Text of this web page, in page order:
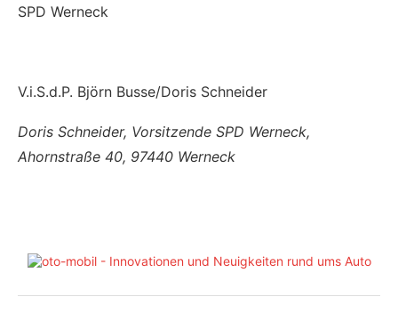
SPD Werneck
V.i.S.d.P. Björn Busse/Doris Schneider
Doris Schneider, Vorsitzende SPD Werneck,
Ahornstraße 40, 97440 Werneck